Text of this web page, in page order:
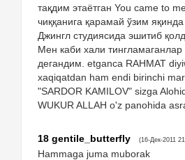
тақдим этаётган You came to
чиққанига қарамай ўзим
Джингл студиясида эшитиб
Мен каби хали
дегандим. etganca RAHMAT
xaqiqatdan ham endi birinchi
"SARDOR KAMILOV" sizga
WUKUR ALLAH o'z panohida
18 gentile_butterfly (16-Дек-2011
Hammaga juma muborak